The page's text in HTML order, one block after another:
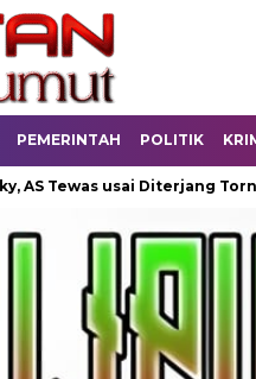
PEMERINTAH POLITIK
usai Diterjang Tornado